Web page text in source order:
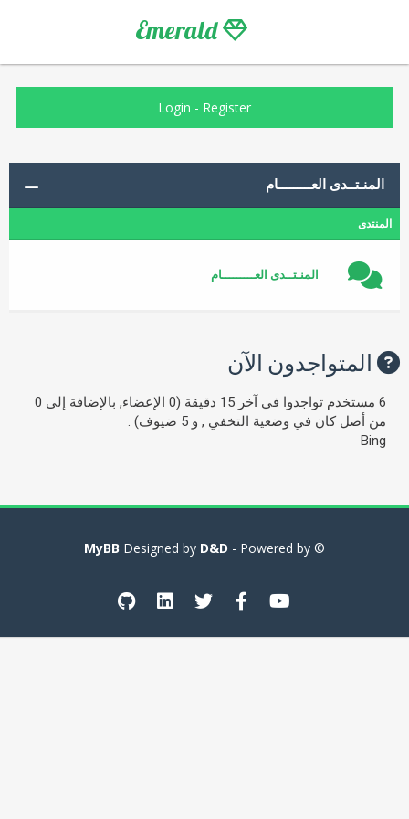
Emerald
Login - Register
المنـتــدى العـــــــــام
المنتدى
المنـتــدى العـــــــــام
المتواجدون الآن
6 مستخدم تواجدوا في آخر 15 دقيقة (0 الإعضاء, بالإضافة إلى 0
من أصل كان في وضعية التخفي , و 5 ضيوف) .
Bing
© Designed by
D&D - Powered by
MyBB